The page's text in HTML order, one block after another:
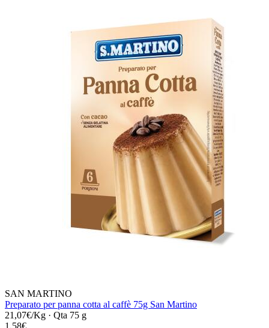
SAN MARTINO
Preparato per panna cotta al caffè 75g San Martino
21,07€/Kg · Qta 75 g
1,58€